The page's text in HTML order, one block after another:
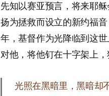
先知以赛亚预言，将来耶
扬为拯救而设立的新约福
年，基督作为光降临到这
对他，将他钉在十字架上，
光照在黑暗里，黑暗却